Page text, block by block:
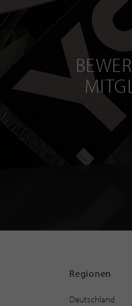
Regionen
Deutschland